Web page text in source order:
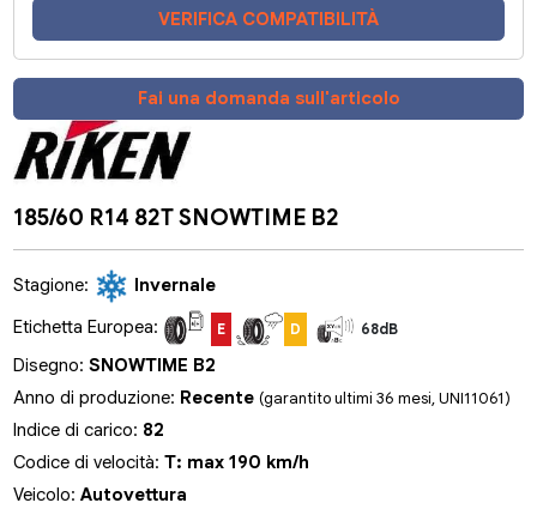
VERIFICA COMPATIBILITÀ
Fai una domanda sull'articolo
185/60 R14 82T SNOWTIME B2
Stagione:
Invernale
Etichetta Europea:
E D 68dB
Disegno:SNOWTIME B2
Anno di produzione: Recente(garantito ultimi 36 mesi, UNI11061)
Indice di carico: 82
Codice di velocità:T: max 190 km/h
Veicolo:Autovettura